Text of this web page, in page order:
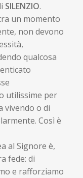
SILENZIO.
un momento
non devono
qualcosa
utilissime per
vivendo o di
Così è
al Signore è,
fede: di
e rafforziamo